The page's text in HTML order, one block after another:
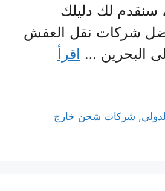
سنقدم لك دليلك
شركات نقل العفش
البحرين … اقرأ
, شركات شحن خارج